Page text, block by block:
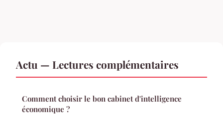
Actu — Lectures complémentaires
Comment choisir le bon cabinet d'intelligence
économique ?